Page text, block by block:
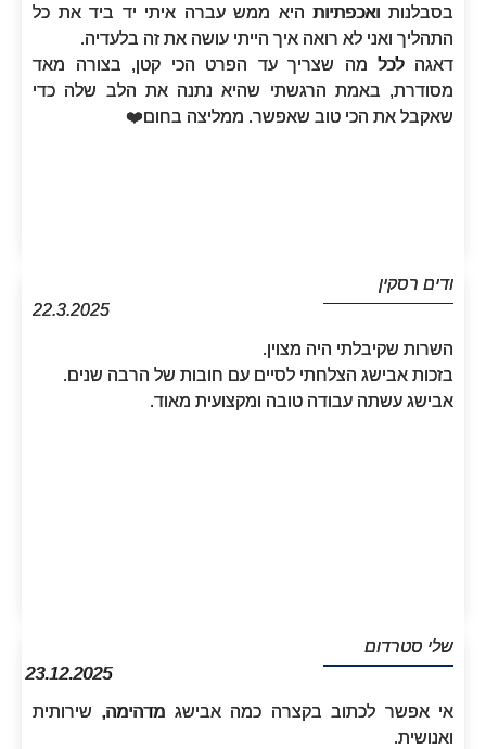
בסבלנות ואכפתיות היא ממש עברה איתי יד ביד את כל
התהליך ואני לא רואה איך הייתי עושה את זה בלעדיה.
דאגה לכל מה שצריך עד הפרט הכי קטן, בצורה מאד
מסודרת, באמת הרגשתי שהיא נתנה את הלב שלה כדי
שאקבל את הכי טוב שאפשר. ממליצה בחום❤️‏
השרות שקיבלתי היה מצוין.
בזכות אבישג הצלחתי לסיים עם חובות של הרבה שנים.
אבישג עשתה עבודה טובה ומקצועית מאוד.
ודים רסקין
22.3.2025
אי אפשר לכתוב בקצרה כמה אבישג מדהימה, שירותית
ואנושית.
שלי סטרדום
23.12.2025